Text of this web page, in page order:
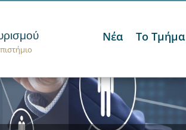
Νέα Το Τμήμα